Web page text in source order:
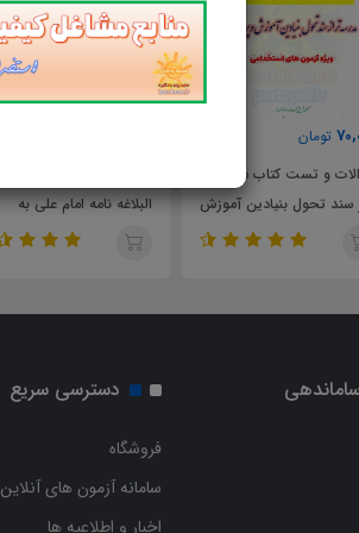
تومان
و تست کتاب مدرسه
سند تحول بنیادین آموزش
البلاغه نامه امام علی به
فرزندشان امام حسن
دسترسی سریع
فروشگاه
سامانه آزمون های آنلاین
اخبار و اطلاعیه ها